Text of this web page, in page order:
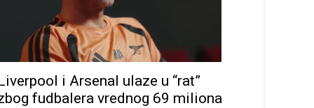
i Arsenal ulaze u “rat”
fudbalera vrednog 69 miliona